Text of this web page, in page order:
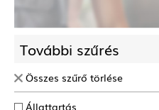
További szűrés
Összes szűrő törlése
Állattartás